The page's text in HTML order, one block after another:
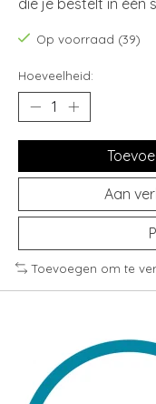
die je bestelt in één
Op voorraad (39)
Hoeveelheid:
Aan
Toevoegen om te